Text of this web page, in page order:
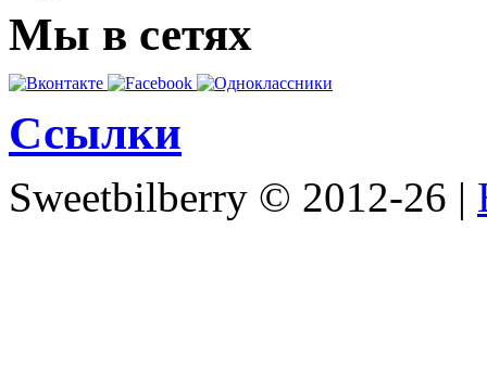
Мы в сетях
Ссылки
Sweetbilberry © 2012-26 |